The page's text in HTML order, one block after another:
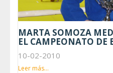
MARTA SOMOZA
EL CAMPEONATO DE
10-02-2010
Leer más...